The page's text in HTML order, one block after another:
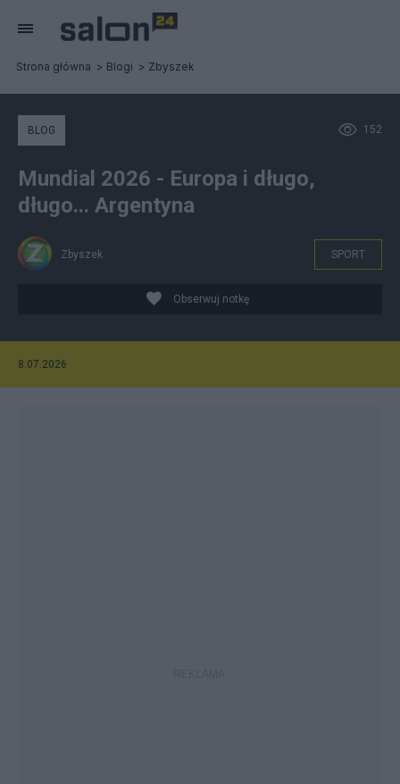
Strona główna Blogi Zbyszek
152
BLOG
Mundial 2026 - Europa i długo,
długo... Argentyna
Zbyszek SPORT
Obserwuj notkę
8.07.2026